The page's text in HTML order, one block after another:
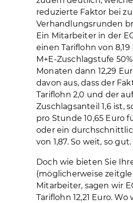
reduzierte Faktor bei
Verhandlungsrunden
Ein Mitarbeiter in der
einen Tariflohn von 8,19
M+E-Zuschlagstufe
Monaten dann 12,29
davon aus, dass der
Tariflohn 2,0 und der
Zuschlagsanteil 1,6 ist,
pro Stunde 10,65 Euro
oder ein
von 1,87. So weit, so gut.
Doch wie bieten Sie
(möglicherweise
Mitarbeiter, sagen wir
Tariflohn 12,21 Euro. Wo